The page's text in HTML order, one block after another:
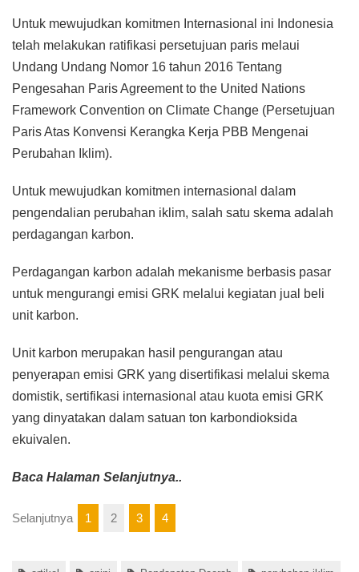
Untuk mewujudkan komitmen Internasional ini Indonesia
telah melakukan ratifikasi persetujuan paris melaui
Undang Undang Nomor 16 tahun 2016 Tentang
Pengesahan Paris Agreement to the United Nations
Framework Convention on Climate Change (Persetujuan
Paris Atas Konvensi Kerangka Kerja PBB Mengenai
Perubahan Iklim).
Untuk mewujudkan komitmen internasional dalam
pengendalian perubahan iklim, salah satu skema adalah
perdagangan karbon.
Perdagangan karbon adalah mekanisme berbasis pasar
untuk mengurangi emisi GRK melalui kegiatan jual beli
unit karbon.
Unit karbon merupakan hasil pengurangan atau
penyerapan emisi GRK yang disertifikasi melalui skema
domistik, sertifikasi internasional atau kuota emisi GRK
yang dinyatakan dalam satuan ton karbondioksida
ekuivalen.
Baca Halaman Selanjutnya..
Selanjutnya 1 2 3 4